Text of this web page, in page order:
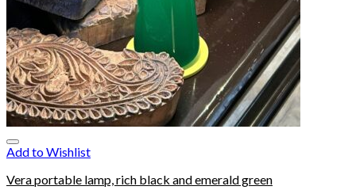
Add to Wishlist
Vera portable lamp, rich black and emerald green